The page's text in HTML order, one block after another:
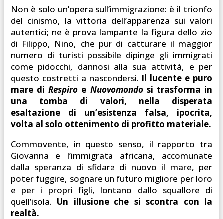
Non è solo un’opera sull’immigrazione: è il trionfo
del cinismo, la vittoria dell’apparenza sui valori
autentici; ne è prova lampante la figura dello zio
di Filippo, Nino, che pur di catturare il maggior
numero di turisti possibile dipinge gli immigrati
come pidocchi, dannosi alla sua attività, e per
questo costretti a nascondersi. Il lucente e puro
mare diRespiro e Nuovomondosi trasforma in
una tomba di valori, nella disperata
esaltazione di un’esistenza falsa, ipocrita,
volta al solo ottenimento di profitto materiale.
Commovente, in questo senso, il rapporto tra
Giovanna e l’immigrata africana, accomunate
dalla speranza di sfidare di nuovo il mare, per
poter fuggire, sognare un futuro migliore per loro
e per i propri figli, lontano dallo squallore di
quell’isola. Un illusione che si scontra con la
realtà.